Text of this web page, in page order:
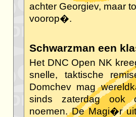
achter Georgiev, maar
voorop�.
Schwarzman een
Het DNC Open NK
snelle, taktische
Domchev mag
sinds zaterdag ook
noemen. De Magi�r